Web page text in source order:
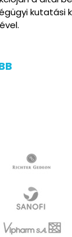
kutatási